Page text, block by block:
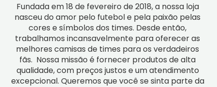
Fundada em 18 de fevereiro de 2018, a nossa loja
nasceu do amor pelo futebol e pela paixão pelas
cores e símbolos dos times. Desde então,
trabalhamos incansavelmente para oferecer as
melhores camisas de times para os verdadeiros
fãs.  Nossa missão é fornecer produtos de alta
qualidade, com preços justos e um atendimento
excepcional. Queremos que você se sinta parte da